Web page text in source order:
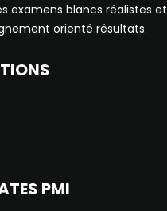
examens blancs réalistes et
orienté résultats.
PMI